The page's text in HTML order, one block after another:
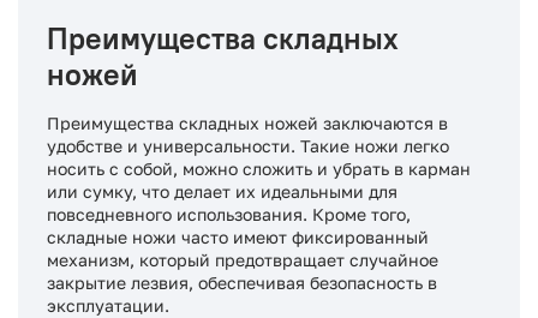
Преимущества складных
ножей
Преимущества складных ножей заключаются в
удобстве и универсальности. Такие ножи легко
носить с собой, можно сложить и убрать в карман
или сумку, что делает их идеальными для
повседневного использования. Кроме того,
складные ножи часто имеют фиксированный
механизм, который предотвращает случайное
закрытие лезвия, обеспечивая безопасность в
эксплуатации.